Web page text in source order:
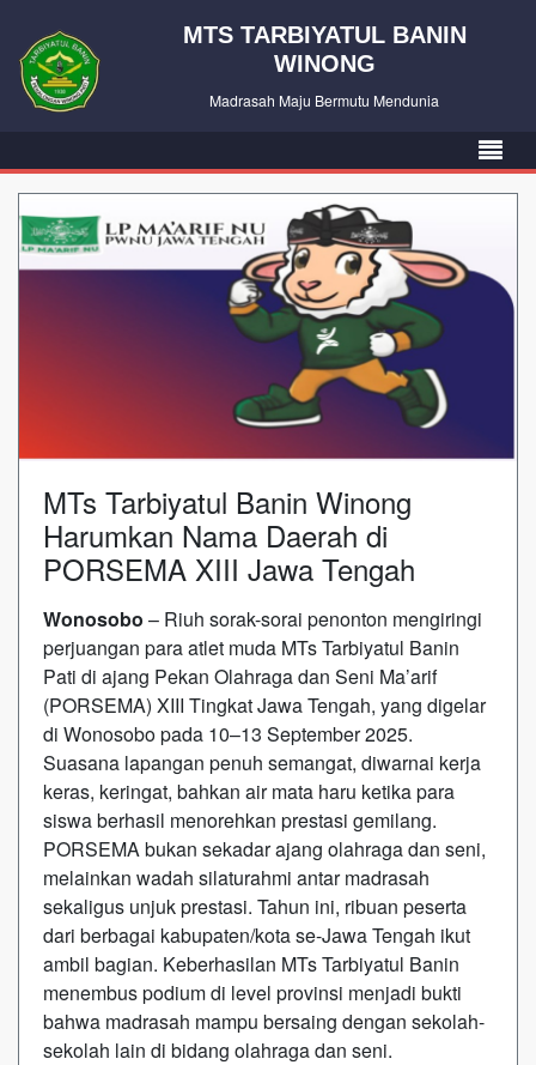
MTS TARBIYATUL BANIN
WINONG
Madrasah Maju Bermutu Mendunia
MTs Tarbiyatul Banin Winong
Harumkan Nama Daerah di
PORSEMA XIII Jawa Tengah
Wonosobo – Riuh sorak-sorai penonton mengiringi
perjuangan para atlet muda MTs Tarbiyatul Banin
Pati di ajang Pekan Olahraga dan Seni Ma’arif
(PORSEMA) XIII Tingkat Jawa Tengah, yang digelar
di Wonosobo pada 10–13 September 2025.
Suasana lapangan penuh semangat, diwarnai kerja
keras, keringat, bahkan air mata haru ketika para
siswa berhasil menorehkan prestasi gemilang.
PORSEMA bukan sekadar ajang olahraga dan seni,
melainkan wadah silaturahmi antar madrasah
sekaligus unjuk prestasi. Tahun ini, ribuan peserta
dari berbagai kabupaten/kota se-Jawa Tengah ikut
ambil bagian. Keberhasilan MTs Tarbiyatul Banin
menembus podium di level provinsi menjadi bukti
bahwa madrasah mampu bersaing dengan sekolah-
sekolah lain di bidang olahraga dan seni.